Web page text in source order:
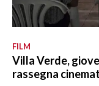
FILM
Villa Verde,
rassegna